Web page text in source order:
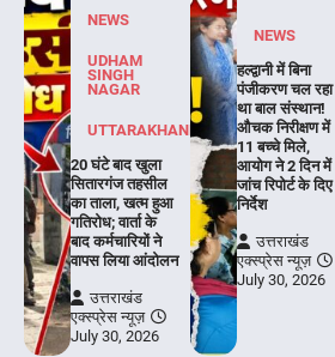
NEWS
UDHAM
SINGH
NAGAR
UTTARAKHAND
20 घंटे बाद खुला
सितारगंज तहसील
का ताला, खत्म हुआ
गतिरोध; वार्ता के
बाद कर्मचारियों ने
वापस लिया आंदोलन
उत्तराखंड
एक्स्प्रेस न्यूज़
July 30, 2026
NEWS
हल्द्वानी में बिना
पंजीकरण चल रहा
था बाल संस्थान!
औचक निरीक्षण में
11 बच्चे मिले,
आयोग ने 2 दिन में
जांच रिपोर्ट के दिए
निर्देश
उत्तराखंड
एक्स्प्रेस न्यूज़
July 30, 2026